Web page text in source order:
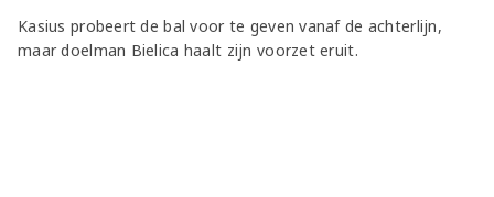
Kasius probeert de bal voor te geven vanaf de achterlijn,
maar doelman Bielica haalt zijn voorzet eruit.